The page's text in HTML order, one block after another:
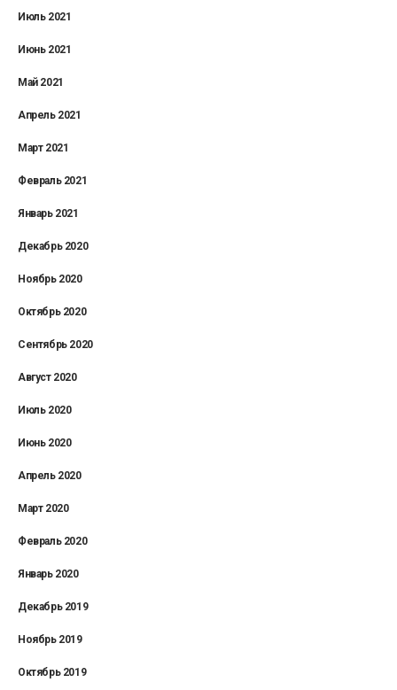
Июль 2021
Июнь 2021
Май 2021
Апрель 2021
Март 2021
Февраль 2021
Январь 2021
Декабрь 2020
Ноябрь 2020
Октябрь 2020
Сентябрь 2020
Август 2020
Июль 2020
Июнь 2020
Апрель 2020
Март 2020
Февраль 2020
Январь 2020
Декабрь 2019
Ноябрь 2019
Октябрь 2019